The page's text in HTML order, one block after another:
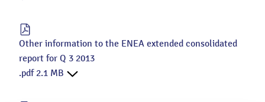
Other information to the ENEA extended consolidated
report for Q 3 2013
.pdf 2.1 MB